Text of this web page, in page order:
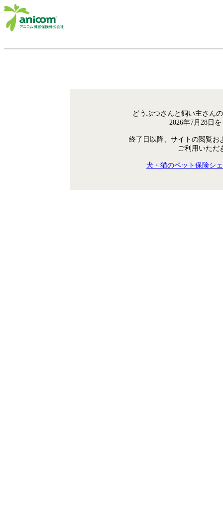
どうぶつさんと飼い主さん
2026年7月28日
終了日以降、サイトの閲覧お
ご利用いただ
犬・猫のペット保険シ